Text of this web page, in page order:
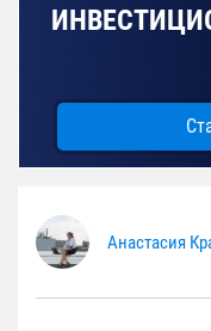
Анастасия